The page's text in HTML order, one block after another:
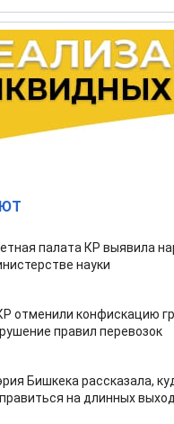
палата КР выявила
науки
отменили конфискацию
правил перевозок
Бишкека рассказала,
на длинных